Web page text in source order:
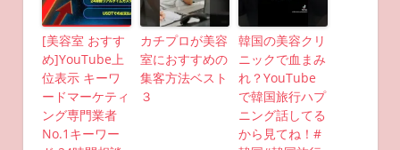
[美容室 おすす
め]YouTube上
位表示 キーワ
ードマーケティ
ング専門業者
No.1キーワー
カチプロが美容
室におすすめの
集客方法ベスト
３
韓国の美容クリ
ニックで血まみ
れ？YouTube
で韓国旅行ハプ
ニング話してる
から見てね！#